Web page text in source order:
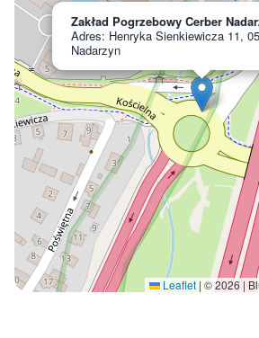
Zakład Pogrzebowy Cerber
Adres: Henryka Sienkiewicza 11,
Nadarzyn
Leaflet | © 2026 |